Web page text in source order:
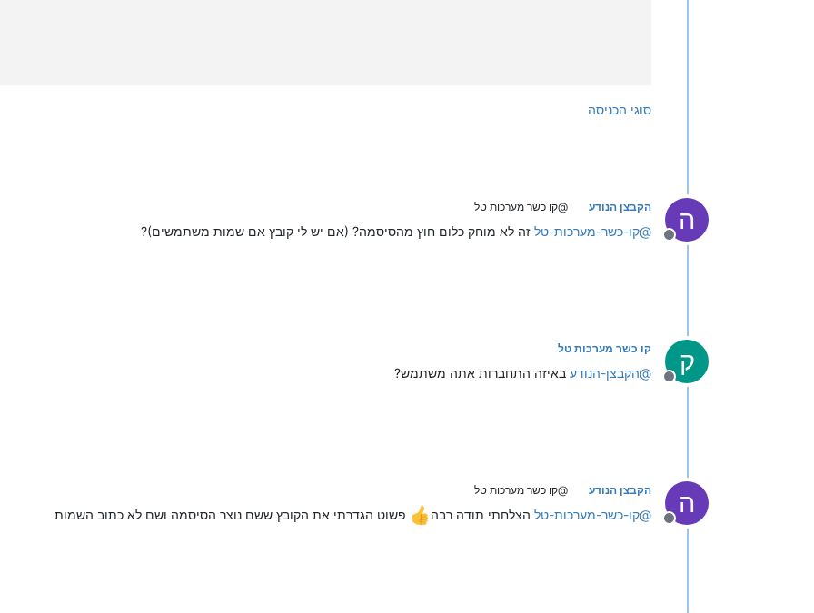
סוגי הכניסה
ה
מנותק
הקבצן הנודע @קו כשר מערכות טל
@קו-כשר-מערכות-טל זה לא מוחק כלום חוץ מהסיסמה? (אם יש לי קובץ אם שמות משתמשים)?
ק
מנותק
קו כשר מערכות טל
@הקבצן-הנודע באיזה התחברות אתה משתמש?
ה
מנותק
הקבצן הנודע @קו כשר מערכות טל
@קו-כשר-מערכות-טל הצלחתי תודה רבה פשוט הגדרתי את הקובץ ששם נוצר הסיסמה ושם לא כתוב השמות